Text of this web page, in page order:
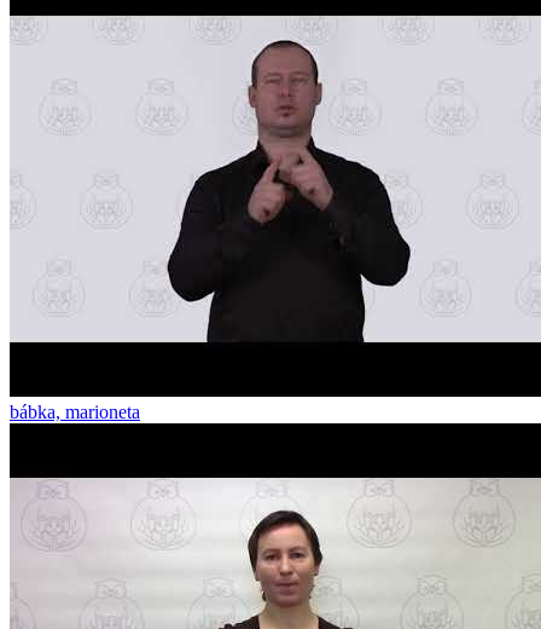
bábka, marioneta